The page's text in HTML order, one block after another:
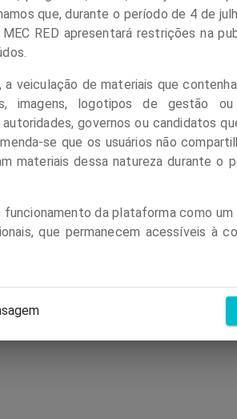
devido ao
clique
que, durante o período de 4 de
RED apresentará restrições na
veiculação de materiais que
imagens, logotipos de gestão ou
governos ou candidatos
se que os usuários não
materiais dessa natureza durante o
da plataforma como um
que permanecem acessíveis à